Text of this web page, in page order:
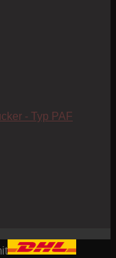
- Typ PAF